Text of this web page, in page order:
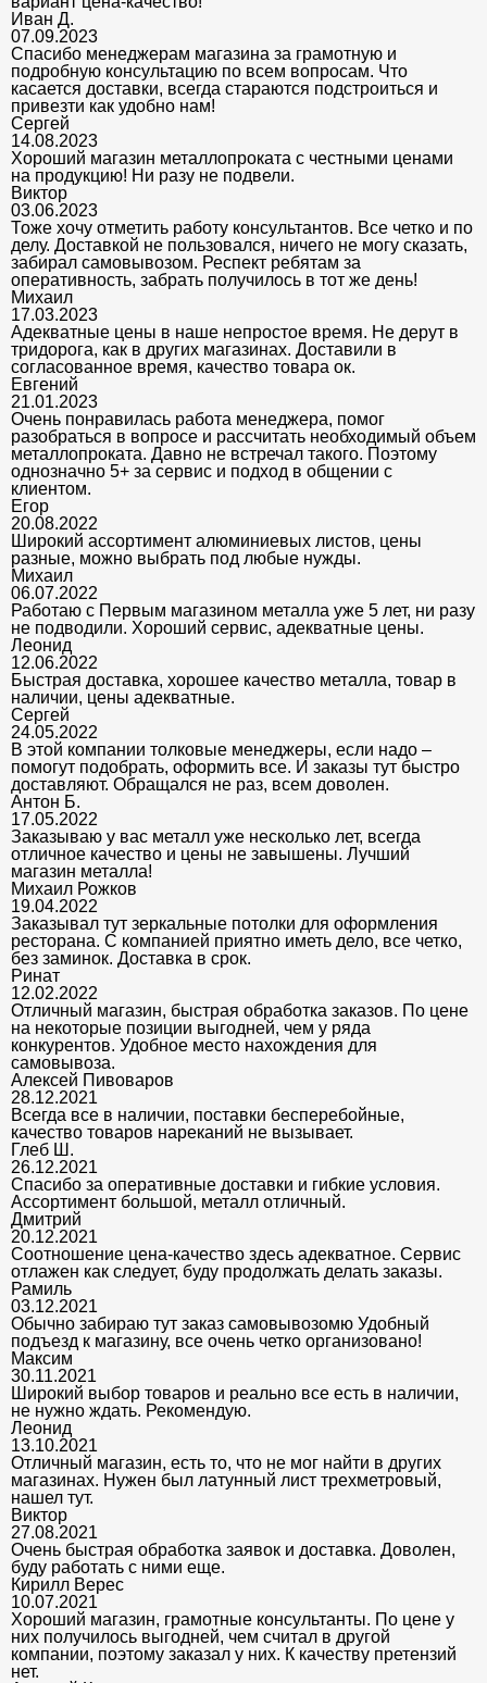
Иван Д.
07.09.2023
Спасибо менеджерам магазина за грамотную и
подробную консультацию по всем вопросам. Что
касается доставки, всегда стараются подстроиться и
привезти как удобно нам!
Сергей
14.08.2023
Хороший магазин металлопроката с честными ценами
на продукцию! Ни разу не подвели.
Виктор
03.06.2023
Тоже хочу отметить работу консультантов. Все четко и по
делу. Доставкой не пользовался, ничего не могу сказать,
забирал самовывозом. Респект ребятам за
оперативность, забрать получилось в тот же день!
Михаил
17.03.2023
Адекватные цены в наше непростое время. Не дерут в
тридорога, как в других магазинах. Доставили в
согласованное время, качество товара ок.
Евгений
21.01.2023
Очень понравилась работа менеджера, помог
разобраться в вопросе и рассчитать необходимый объем
металлопроката. Давно не встречал такого. Поэтому
однозначно 5+ за сервис и подход в общении с
клиентом.
Егор
20.08.2022
Широкий ассортимент алюминиевых листов, цены
разные, можно выбрать под любые нужды.
Михаил
06.07.2022
Работаю с Первым магазином металла уже 5 лет, ни разу
не подводили. Хороший сервис, адекватные цены.
Леонид
12.06.2022
Быстрая доставка, хорошее качество металла, товар в
наличии, цены адекватные.
Сергей
24.05.2022
В этой компании толковые менеджеры, если надо –
помогут подобрать, оформить все. И заказы тут быстро
доставляют. Обращался не раз, всем доволен.
Антон Б.
17.05.2022
Заказываю у вас металл уже несколько лет, всегда
отличное качество и цены не завышены. Лучший
магазин металла!
Михаил Рожков
19.04.2022
Заказывал тут зеркальные потолки для оформления
ресторана. С компанией приятно иметь дело, все четко,
без заминок. Доставка в срок.
Ринат
12.02.2022
Отличный магазин, быстрая обработка заказов. По цене
на некоторые позиции выгодней, чем у ряда
конкурентов. Удобное место нахождения для
самовывоза.
Алексей Пивоваров
28.12.2021
Всегда все в наличии, поставки бесперебойные,
качество товаров нареканий не вызывает.
Глеб Ш.
26.12.2021
Спасибо за оперативные доставки и гибкие условия.
Ассортимент большой, металл отличный.
Дмитрий
20.12.2021
Соотношение цена-качество здесь адекватное. Сервис
отлажен как следует, буду продолжать делать заказы.
Рамиль
03.12.2021
Обычно забираю тут заказ самовывозомю Удобный
подъезд к магазину, все очень четко организовано!
Максим
30.11.2021
Широкий выбор товаров и реально все есть в наличии,
не нужно ждать. Рекомендую.
Леонид
13.10.2021
Отличный магазин, есть то, что не мог найти в других
магазинах. Нужен был латунный лист трехметровый,
нашел тут.
Виктор
27.08.2021
Очень быстрая обработка заявок и доставка. Доволен,
буду работать с ними еще.
Кирилл Верес
10.07.2021
Хороший магазин, грамотные консультанты. По цене у
них получилось выгодней, чем считал в другой
компании, поэтому заказал у них. К качеству претензий
нет.